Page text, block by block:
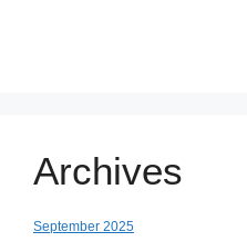
Archives
September 2025